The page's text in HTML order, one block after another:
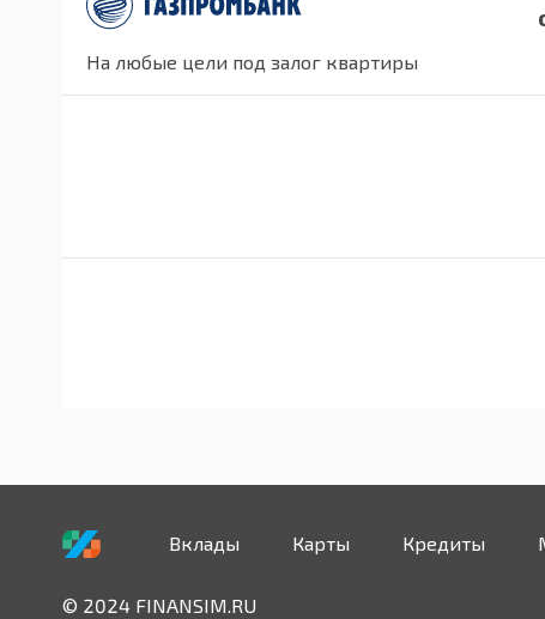
На любые цели под залог квартиры
Вклады Карты Кредиты
© 2024 FINANSIM.RU